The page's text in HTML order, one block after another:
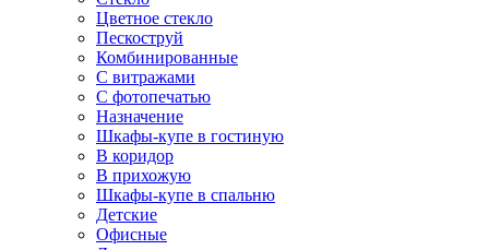
Цветное стекло
Пескоструй
Комбинированные
С витражами
С фотопечатью
Назначение
Шкафы-купе в гостиную
В коридор
В прихожую
Шкафы-купе в спальню
Детские
Офисные